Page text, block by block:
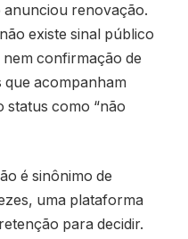
anunciou renovação.
existe sinal público
confirmação de
que acompanham
status como “não
é sinônimo de
uma plataforma
para decidir.